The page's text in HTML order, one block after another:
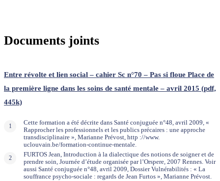
Documents joints
Entre révolte et lien social – cahier Sc n°70 – Pas si floue Place de
la première ligne dans les soins de santé mentale – avril 2015 (pdf,
445k)
Cette formation a été décrite dans Santé conjuguée n°48, avril 2009, «
Rapprocher les professionnels et les publics précaires : une approche
transdisciplinaire », Marianne Prévost, http ://www.
uclouvain.be/formation-continue-mentale.
FURTOS Jean, Introduction à la dialectique des notions de soigner et de
prendre soin, Journée d’étude organisée par l’Orspere, 2007 Rennes. Voir
aussi Santé conjuguée n°48, avril 2009, Dossier Vulnérabilités : « La
souffrance psycho-sociale : regards de Jean Furtos », Marianne Prévost.